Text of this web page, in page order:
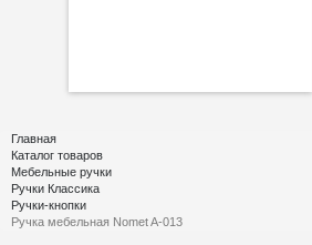
Главная
Каталог товаров
Мебельные ручки
Ручки Классика
Ручки-кнопки
Ручка мебельная Nomet A-013